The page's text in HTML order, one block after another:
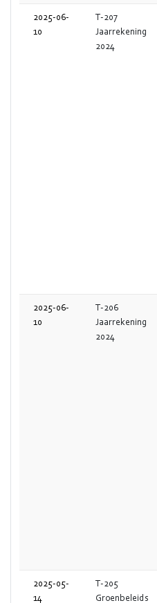
2025-06-
10
T-207
Jaarrekening
2024
2025-06-
10
T-206
Jaarrekening
2024
2025-05-
14
T-205
Groenbeleids